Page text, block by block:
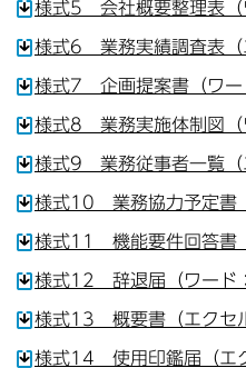
様式5 会社概要整理表（
様式6 業務実績調査表（
様式7 企画提案書（ワー
様式8 業務実施体制図（
様式9 業務従事者一覧（
様式10 業務協力予定書
様式11 機能要件回答書
様式12 辞退届（ワード
様式13 概要書（エクセ
様式14 使用印鑑届（エ